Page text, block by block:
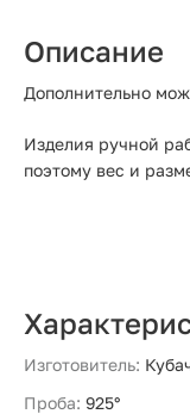
Описание
Дополнительно
Изделия ручной
поэтому вес и
Изготовитель:
Проба: 925°